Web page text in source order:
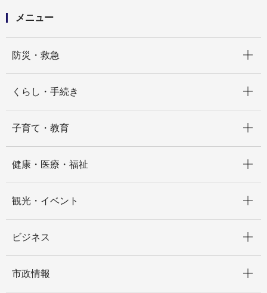
メニュー
防災・救急
くらし・手続き
子育て・教育
健康・医療・福祉
観光・イベント
ビジネス
市政情報